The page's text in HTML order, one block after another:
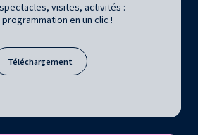
visites, activités :
en un clic !
Téléchargement